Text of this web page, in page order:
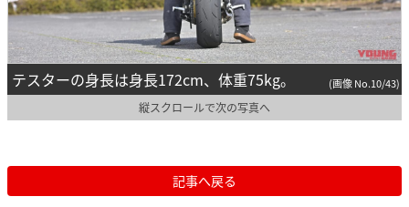
テスターの身長は身長172cm、体重75kg。 (画像 No.10/43)
縦スクロールで次の写真へ
記事へ戻る